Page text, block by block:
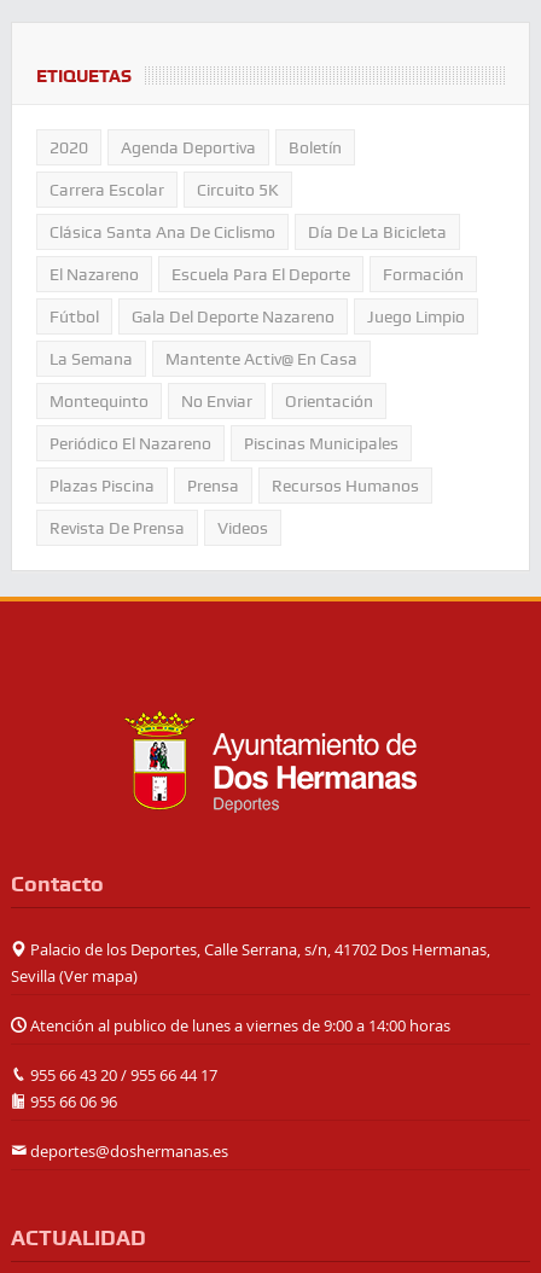
ETIQUETAS
2020 Agenda Deportiva Boletín
Carrera Escolar Circuito 5K
Clásica Santa Ana De Ciclismo Día De La Bicicleta
El Nazareno Escuela Para El Deporte Formación
Fútbol Gala Del Deporte Nazareno Juego Limpio
La Semana Mantente Activ@ En Casa
Montequinto No Enviar Orientación
Periódico El Nazareno Piscinas Municipales
Plazas Piscina Prensa Recursos Humanos
Revista De Prensa Videos
Contacto
Palacio de los Deportes, Calle Serrana, s/n, 41702 Dos Hermanas,
Sevilla (Ver mapa)
Atención al publico de lunes a viernes de 9:00 a 14:00 horas
955 66 43 20/955 66 44 17
955 66 06 96
deportes@doshermanas.es
ACTUALIDAD